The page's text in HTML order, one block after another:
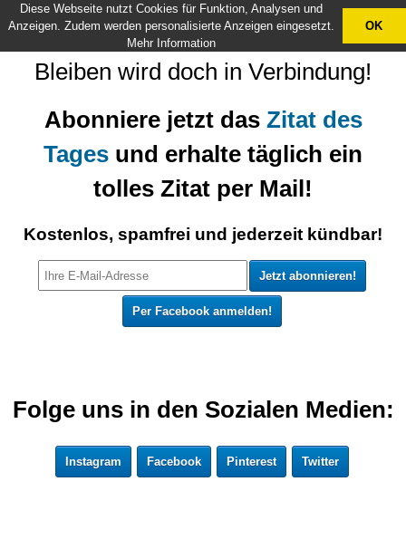
Bleiben wird doch in Verbindung!
Abonniere jetzt das Zitat des
Tages und erhalte täglich ein
tolles Zitat per Mail!
Kostenlos, spamfrei und jederzeit kündbar!
Per Facebook anmelden!
Folge uns in den Sozialen Medien:
Instagram Facebook Pinterest Twitter
X
Diese Webseite nutzt Cookies für Funktion, Analysen und
Anzeigen. Zudem werden personalisierte Anzeigen eingesetzt.
Mehr Information
OK